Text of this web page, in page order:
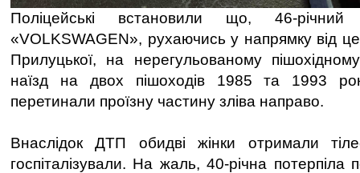
Поліцейські встановили що, 46-річний
«VOLKSWAGEN», рухаючись у напрямку від
Прилуцької, на нерегульованому
наїзд на двох пішоходів 1985 та 1993
перетинали проїзну частину зліва направо.
Внаслідок ДТП обидві жінки отримали
госпіталізували. На жаль, 40-річна потерпіла